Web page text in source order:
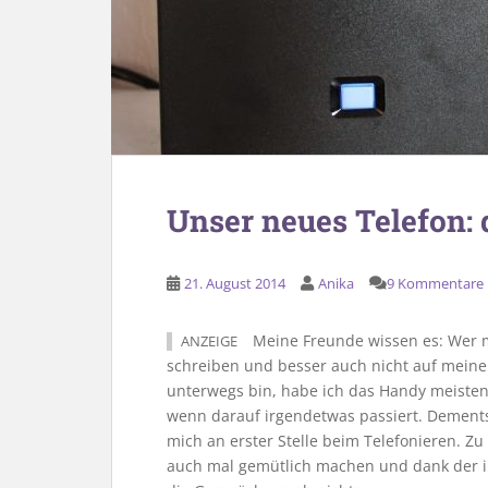
Unser neues Telefon:
21. August 2014 Anika 9 Kommentare
ANZEIGE
Meine Freunde wissen es:
schreiben und besser auch nicht auf
unterwegs bin, habe ich das Handy
wenn darauf irgendetwas passiert.
mich an erster Stelle beim Telefonieren.
auch mal gemütlich machen und dank der